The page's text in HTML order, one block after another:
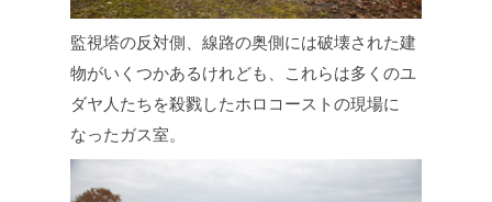
監視塔の反対側、線路の奥側には破壊された建
物がいくつかあるけれども、これらは多くのユ
ダヤ人たちを殺戮したホロコーストの現場に
なったガス室。